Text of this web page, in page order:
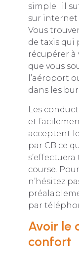
simple : il
sur internet
Vous
de taxis
récupérer à
que vous
l’aéroport
dans les
Les
et
acceptent
par CB ce
course.
n’hésitez
par
Avoir le
confort